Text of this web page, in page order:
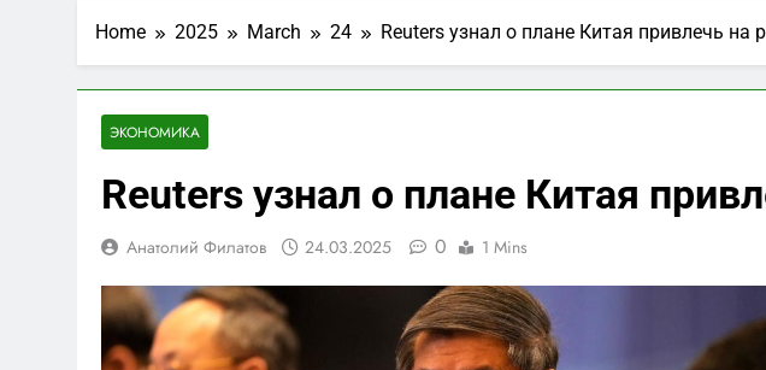
Home 2025 March 24 Reuters узнал о плане Китая привлечь
ЭКОНОМИКА
Reuters узнал о плане Китая
Анатолий Филатов 24.03.2025 0 1 Mins